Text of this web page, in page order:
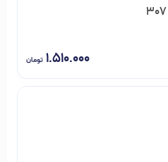
۱.۵۱۰.۰۰۰ تومان